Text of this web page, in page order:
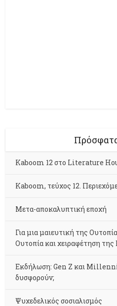
Kaboom 12 στο Literature
Kaboom, τεύχος 12.
Μετα-αποκαλυπτική εποχή
Για μια μαιευτική της
Ουτοπία και χειραφέτηση
Εκδήλωση: Gen Z και
δυσφορούν;
Ψυχεδελικός σοσιαλισμός